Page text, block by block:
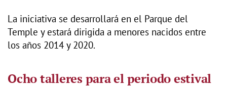
La iniciativa se desarrollará en el Parque del
Temple y estará dirigida a menores nacidos entre
los años 2014 y 2020.
Ocho talleres para el periodo estival